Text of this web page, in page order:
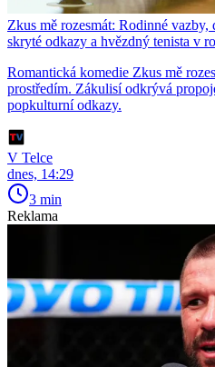
Zkus mě rozesmát: Rodinné
skryté odkazy a hvězdný tenista v
Romantická komedie Zkus mě
prostředím. Zákulisí odkrývá
popkulturní odkazy.
V Telce
dnes, 14:29
3 min
Reklama